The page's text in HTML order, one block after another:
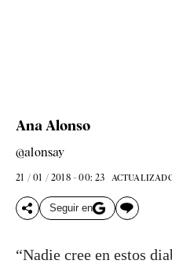
Ana Alonso
@alonsay
21 / 01 / 2018 - 00: 23
Seguir en
“Nadie cree en estos